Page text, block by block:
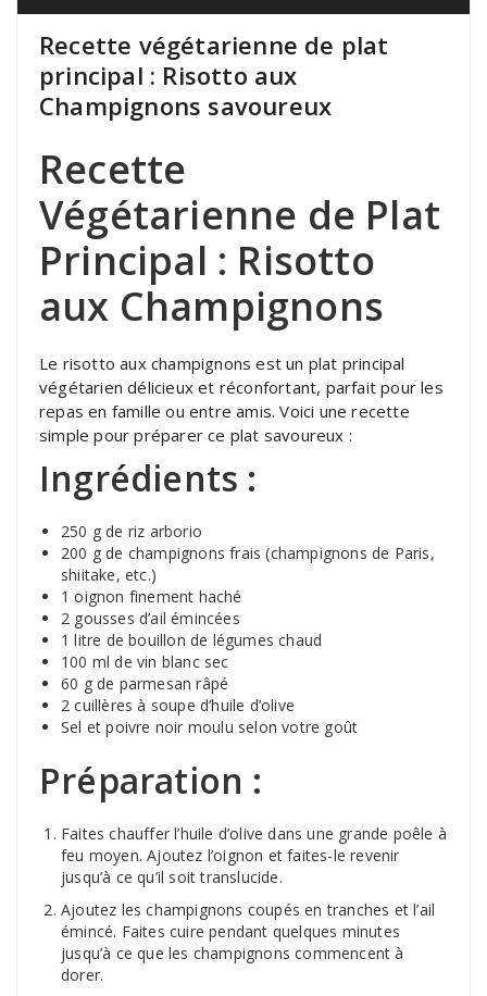
Recette végétarienne de plat
principal : Risotto aux
Champignons savoureux
Recette
Végétarienne de Plat
Principal : Risotto
aux Champignons
Le risotto aux champignons est un plat principal
végétarien délicieux et réconfortant, parfait pour les
repas en famille ou entre amis. Voici une recette
simple pour préparer ce plat savoureux :
Ingrédients :
250 g de riz arborio
200 g de champignons frais (champignons de Paris,
shiitake, etc.)
1 oignon finement haché
2 gousses d’ail émincées
1 litre de bouillon de légumes chaud
100 ml de vin blanc sec
60 g de parmesan râpé
2 cuillères à soupe d’huile d’olive
Sel et poivre noir moulu selon votre goût
Préparation :
Faites chauffer l’huile d’olive dans une grande poêle à
feu moyen. Ajoutez l’oignon et faites-le revenir
jusqu’à ce qu’il soit translucide.
Ajoutez les champignons coupés en tranches et l’ail
émincé. Faites cuire pendant quelques minutes
jusqu’à ce que les champignons commencent à
dorer.